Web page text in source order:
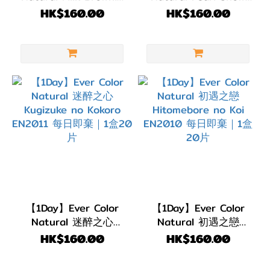
徑
(G.DIA)
G.DIA
13.7~13.9mm
(1)
(EN2013) 每日即棄 ｜
1盒20片
HK$160.00
Gray (EN2012) 每日即
棄 ｜1盒20片
HK$160.00
【1Day】Ever Color
Natural 迷醉之心
Kugizuke no Kokoro
EN2011 每日即棄｜1盒
HK$160.00
【1Day】Ever Color
Natural 初遇之戀
Hitomebore no Koi
EN2010 每日即棄｜1
HK$160.00